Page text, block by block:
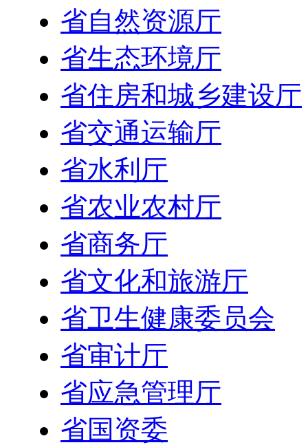
省自然资源厅
省生态环境厅
省住房和城乡建设厅
省交通运输厅
省水利厅
省农业农村厅
省商务厅
省文化和旅游厅
省卫生健康委员会
省审计厅
省应急管理厅
省国资委